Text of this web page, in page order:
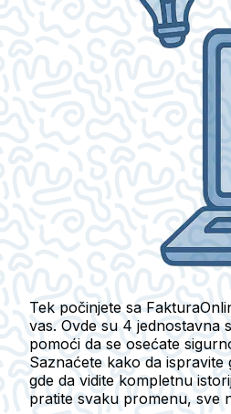
Tek počinjete sa
vas. Ovde su 4 jednostavna
pomoći da se osećate
Saznaćete kako da
gde da vidite kompletnu
pratite svaku promenu, sve